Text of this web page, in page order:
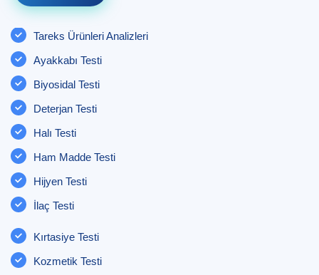
Tareks Ürünleri Analizleri
Ayakkabı Testi
Biyosidal Testi
Deterjan Testi
Halı Testi
Ham Madde Testi
Hijyen Testi
İlaç Testi
Kırtasiye Testi
Kozmetik Testi